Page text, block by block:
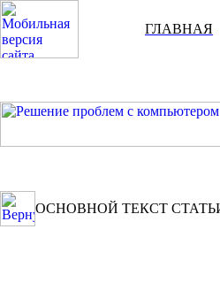
ГЛАВНАЯ
ОСНОВНОЙ ТЕКСТ